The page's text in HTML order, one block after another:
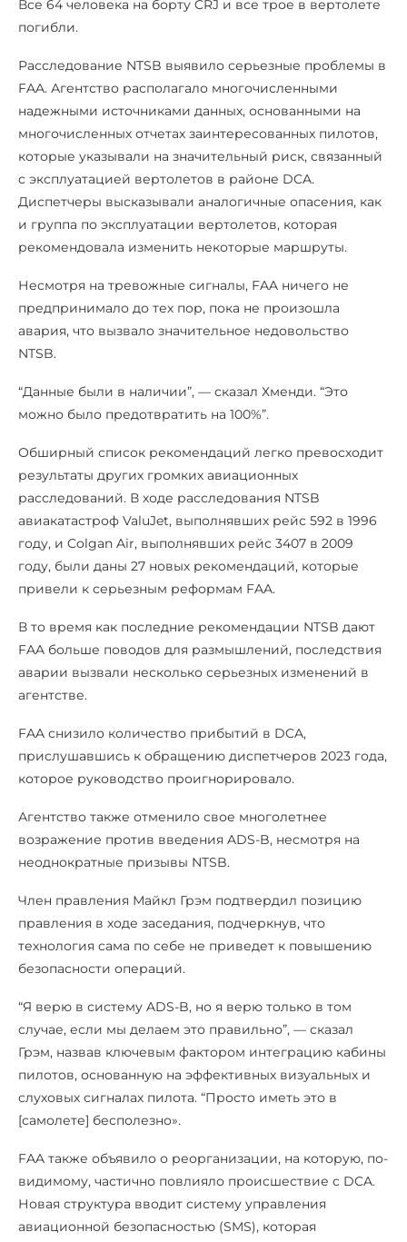
Все 64 человека на борту CRJ и все трое в вертолете
погибли.
Расследование NTSB выявило серьезные проблемы в
FAA. Агентство располагало многочисленными
надежными источниками данных, основанными на
многочисленных отчетах заинтересованных пилотов,
которые указывали на значительный риск, связанный
с эксплуатацией вертолетов в районе DCA.
Диспетчеры высказывали аналогичные опасения, как
и группа по эксплуатации вертолетов, которая
рекомендовала изменить некоторые маршруты.
Несмотря на тревожные сигналы, FAA ничего не
предпринимало до тех пор, пока не произошла
авария, что вызвало значительное недовольство
NTSB.
“Данные были в наличии”, — сказал Хменди. “Это
можно было предотвратить на 100%”.
Обширный список рекомендаций легко превосходит
результаты других громких авиационных
расследований. В ходе расследования NTSB
авиакатастроф ValuJet, выполнявших рейс 592 в 1996
году, и Colgan Air, выполнявших рейс 3407 в 2009
году, были даны 27 новых рекомендаций, которые
привели к серьезным реформам FAA.
В то время как последние рекомендации NTSB дают
FAA больше поводов для размышлений, последствия
аварии вызвали несколько серьезных изменений в
агентстве.
FAA снизило количество прибытий в DCA,
прислушавшись к обращению диспетчеров 2023 года,
которое руководство проигнорировало.
Агентство также отменило свое многолетнее
возражение против введения ADS-B, несмотря на
неоднократные призывы NTSB.
Член правления Майкл Грэм подтвердил позицию
правления в ходе заседания, подчеркнув, что
технология сама по себе не приведет к повышению
безопасности операций.
“Я верю в систему ADS-B, но я верю только в том
случае, если мы делаем это правильно”, — сказал
Грэм, назвав ключевым фактором интеграцию кабины
пилотов, основанную на эффективных визуальных и
слуховых сигналах пилота. “Просто иметь это в
[самолете] бесполезно».
FAA также объявило о реорганизации, на которую, по-
видимому, частично повлияло происшествие с DCA.
Новая структура вводит систему управления
авиационной безопасностью (SMS), которая